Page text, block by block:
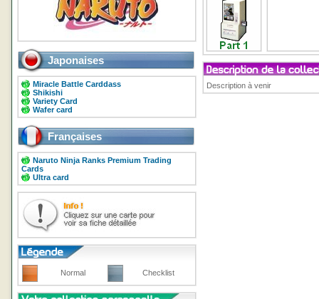
Japonaises
Miracle Battle Carddass
Shikishi
Variety Card
Wafer card
Françaises
Naruto Ninja Ranks Premium Trading
Cards
Ultra card
Normal Checklist
Description à venir